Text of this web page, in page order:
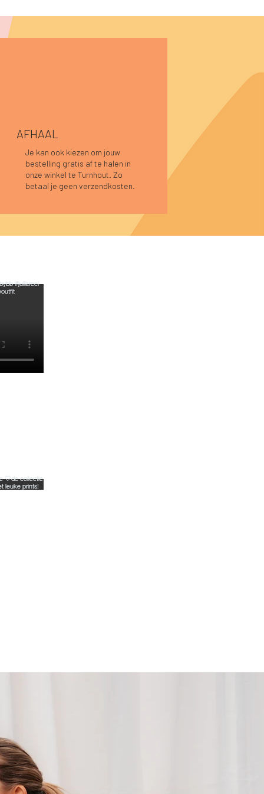
Snel overzicht
Caro blouse beige
Prijs
€ 44,95
Snel overzicht
Pauline top bordeaux
Prijs
€ 59,95
Snel overzicht
Pauline top donkerblauw
Niet op voorraad
AFHAAL
Je kan ook kiezen om jouw
bestelling gratis af te halen in
onze winkel te Turnhout. Zo
betaal je geen verzendkosten.